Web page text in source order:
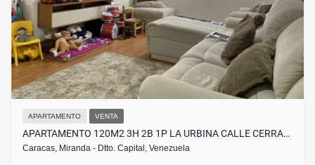
APARTAMENTO VENTA
APARTAMENTO 120M2 3H 2B 1P LA URBINA CALLE CERRA…
Caracas, Miranda - Dtto. Capital, Venezuela